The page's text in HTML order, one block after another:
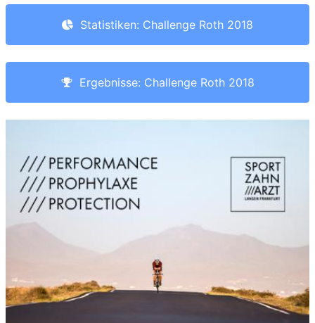
Statistiken: Challenge Roth 2018
Ergebnisse: Challenge Roth 2018